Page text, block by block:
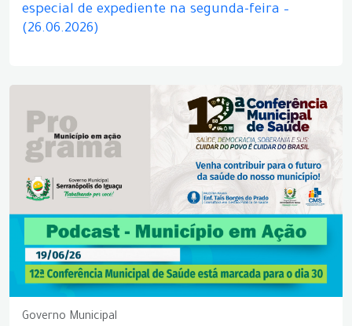
especial de expediente na segunda-feira –
(26.06.2026)
Governo Municipal